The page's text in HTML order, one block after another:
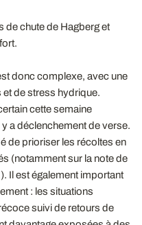
de chute de Hagberg et
donc complexe, avec une
de stress hydrique.
cette semaine
y a déclenchement de verse.
de prioriser les récoltes en
(notamment sur la note de
Il est également important
: les situations
suivi de retours de